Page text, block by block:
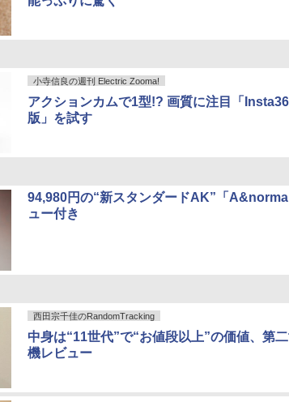
小寺信良の週刊 Electric Zooma!
アクションカムで1型!? 画質に注目「
版」を試す
94,980円の“新スタンダードAK”「
ュー付き
西田宗千佳のRandomTracking
中身は“11世代”で“お値段以上”の価値、第
機レビュー